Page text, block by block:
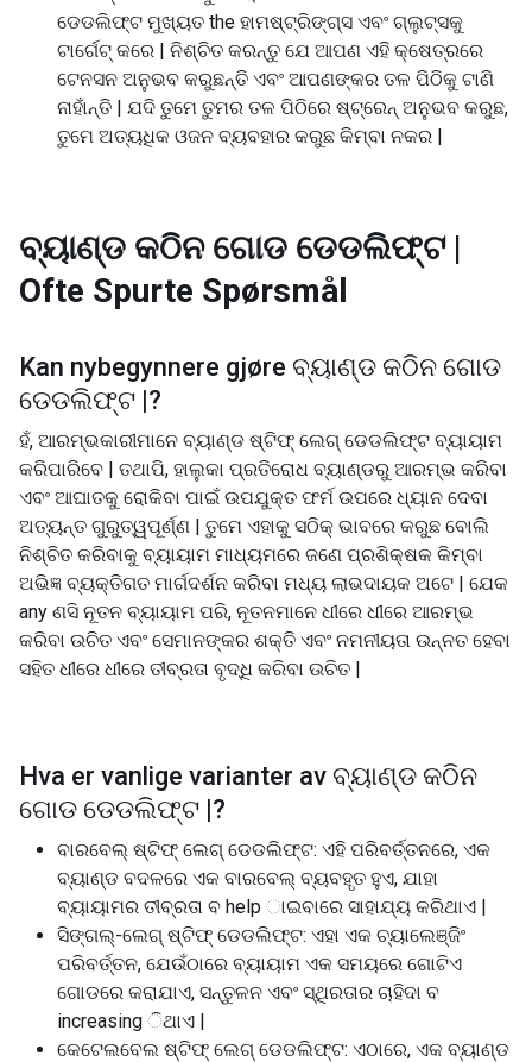
ଡେଡଲିଫ୍ଟ ମୁଖ୍ୟତ the ହାମଷ୍ଟ୍ରିଙ୍ଗ୍ସ ଏବଂ ଗ୍ଲୁଟ୍ସକୁ
ଟାର୍ଗେଟ୍ କରେ | ନିଶ୍ଚିତ କରନ୍ତୁ ଯେ ଆପଣ ଏହି କ୍ଷେତ୍ରରେ
ଟେନସନ ଅନୁଭବ କରୁଛନ୍ତି ଏବଂ ଆପଣଙ୍କର ତଳ ପିଠିକୁ ଟାଣି
ନାହାଁନ୍ତି | ଯଦି ତୁମେ ତୁମର ତଳ ପିଠିରେ ଷ୍ଟ୍ରେନ୍ ଅନୁଭବ କରୁଛ,
ତୁମେ ଅତ୍ୟଧିକ ଓଜନ ବ୍ୟବହାର କରୁଛ କିମ୍ବା ନକର |
ବ୍ୟାଣ୍ଡ କଠିନ ଗୋଡ ଡେଡଲିଫ୍ଟ |
Ofte Spurte Spørsmål
Kan nybegynnere gjøre ବ୍ୟାଣ୍ଡ କଠିନ ଗୋଡ
ଡେଡଲିଫ୍ଟ |?
ହଁ, ଆରମ୍ଭକାରୀମାନେ ବ୍ୟାଣ୍ଡ ଷ୍ଟିଫ୍ ଲେଗ୍ ଡେଡଲିଫ୍ଟ ବ୍ୟାୟାମ
କରିପାରିବେ | ତଥାପି, ହାଲୁକା ପ୍ରତିରୋଧ ବ୍ୟାଣ୍ଡରୁ ଆରମ୍ଭ କରିବା
ଏବଂ ଆଘାତକୁ ରୋକିବା ପାଇଁ ଉପଯୁକ୍ତ ଫର୍ମ ଉପରେ ଧ୍ୟାନ ଦେବା
ଅତ୍ୟନ୍ତ ଗୁରୁତ୍ୱପୂର୍ଣ୍ଣ | ତୁମେ ଏହାକୁ ସଠିକ୍ ଭାବରେ କରୁଛ ବୋଲି
ନିଶ୍ଚିତ କରିବାକୁ ବ୍ୟାୟାମ ମାଧ୍ୟମରେ ଜଣେ ପ୍ରଶିକ୍ଷକ କିମ୍ବା
ଅଭିଜ୍ଞ ବ୍ୟକ୍ତିଗତ ମାର୍ଗଦର୍ଶନ କରିବା ମଧ୍ୟ ଲାଭଦାୟକ ଅଟେ | ଯେକ
any ଣସି ନୂତନ ବ୍ୟାୟାମ ପରି, ନୂତନମାନେ ଧୀରେ ଧୀରେ ଆରମ୍ଭ
କରିବା ଉଚିତ ଏବଂ ସେମାନଙ୍କର ଶକ୍ତି ଏବଂ ନମନୀୟତା ଉନ୍ନତ ହେବା
ସହିତ ଧୀରେ ଧୀରେ ତୀବ୍ରତା ବୃଦ୍ଧି କରିବା ଉଚିତ |
Hva er vanlige varianter av ବ୍ୟାଣ୍ଡ କଠିନ
ଗୋଡ ଡେଡଲିଫ୍ଟ |?
ବାରବେଲ୍ ଷ୍ଟିଫ୍ ଲେଗ୍ ଡେଡଲିଫ୍ଟ: ଏହି ପରିବର୍ତ୍ତନରେ, ଏକ
ବ୍ୟାଣ୍ଡ ବଦଳରେ ଏକ ବାରବେଲ୍ ବ୍ୟବହୃତ ହୁଏ, ଯାହା
ବ୍ୟାୟାମର ତୀବ୍ରତା ବ help ାଇବାରେ ସାହାଯ୍ୟ କରିଥାଏ |
ସିଙ୍ଗଲ୍-ଲେଗ୍ ଷ୍ଟିଫ୍ ଡେଡଲିଫ୍ଟ: ଏହା ଏକ ଚ୍ୟାଲେଞ୍ଜିଂ
ପରିବର୍ତ୍ତନ, ଯେଉଁଠାରେ ବ୍ୟାୟାମ ଏକ ସମୟରେ ଗୋଟିଏ
ଗୋଡରେ କରାଯାଏ, ସନ୍ତୁଳନ ଏବଂ ସ୍ଥିରତାର ଚାହିଦା ବ
increasing ିଥାଏ |
କେଟେଲବେଲ ଷ୍ଟିଫ୍ ଲେଗ୍ ଡେଡଲିଫ୍ଟ: ଏଠାରେ, ଏକ ବ୍ୟାଣ୍ଡ